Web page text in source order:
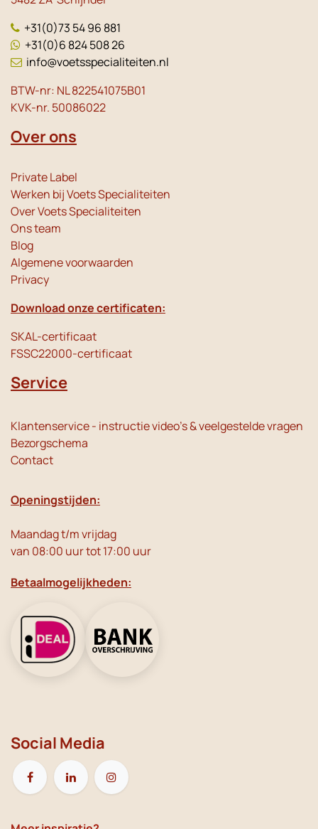
+31(0)73 54 96 881
+31(0)6 824 508 26
info@voetsspecialiteiten.nl
BTW-nr: NL 822541075B01
KVK-nr. 50086022
Over ons
Private Label
Werken bij Voets Specialiteiten
Over Voets Specialiteiten
Ons team
Blog
Algemene voorwaarden
Privacy
Download onze certificaten:
SKAL-certificaat
FSSC22000-certificaat
Service
Klantenservice - instructie video's & veelgestelde vragen
Bezorgschema
Contact
Openingstijden:
Maandag t/m vrijdag
van 08:00 uur tot 17:00 uur
Betaalmogelijkheden:
Social Media